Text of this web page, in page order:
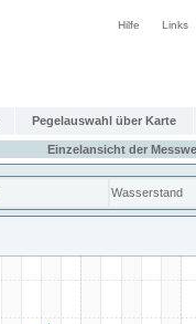
Hilfe Links
Pegelauswahl über Karte
Einzelansicht der
Wasserstand